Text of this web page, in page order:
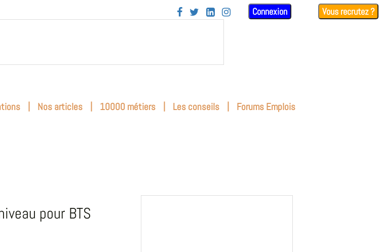
    Connexion Vous recrutez ?
| Nos articles | 10000 métiers | Les conseils | Forums Emplois
pour BTS